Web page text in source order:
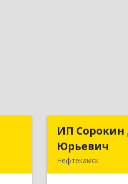
ИП
Юрьевич
Нефтекамск
ИП